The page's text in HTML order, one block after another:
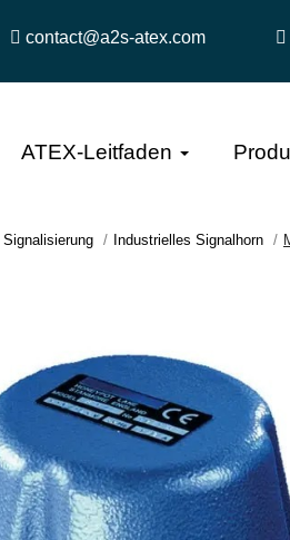
contact@a2s-atex.com
ATEX-Leitfaden
Signalisierung Industrielles Signalhorn